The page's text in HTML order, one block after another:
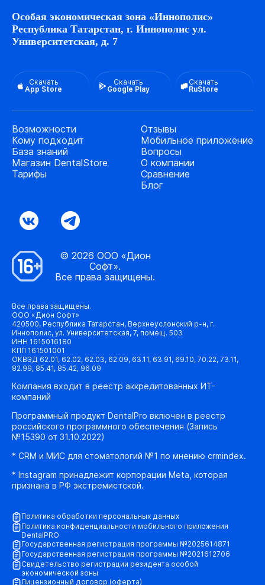
Особая экономическая зона «Иннополис»
Республика Татарстан, г. Иннополис ул.
Университетская, д. 7
Скачать
App Store
Скачать
Google Play
Скачать
RuStore
Возможности
Кому подходит
База знаний
Магазин DentalStore
Тарифы
Отзывы
Мобильное приложение
Вопросы
О компании
Сравнение
Блог
© 2026 ООО «Дион
Софт».
Все права защищены.
Все права защищены.
ООО «Дион Софт»
420500, Республика Татарстан, Верхнеуслонский р-н, г.
Иннополис, ул. Университетская, 7, помещ. 503
ИНН 1615016180
КПП 161501001
ОКВЭД 62.01, 62.02, 62.03, 62.09, 63.11, 63.91, 69.10, 70.22, 73.11,
82.99, 85.41, 85.42, 96.09
Компания входит в реестр аккредитованных ИТ-
компаний
Программный продукт DentalPro включен в реестр
российского программного обеспечения (Запись
№15390 от 31.10.2022)
* CRM и МИС для стоматологий №1 по мнению crmindex.
* Instagram принадлежит корпорации Meta, которая
признана в РФ экстремистской.
Политика обработки персональных данных
Политика конфиденциальности мобильного приложения
DentalPRO
Государственная регистрация программы №2025614871
Государственная регистрация программы №2021612706
Свидетельство регистрации резидента особой
экономической зоны
Лицензионный договор (оферта)